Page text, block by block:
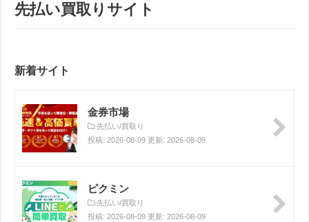
先払い買取りサイト
新着サイト
金券市場
先払い/買取り
投稿: 2026-08-09 更新: 2026-08-09
ピクミン
先払い/買取り
投稿: 2026-08-09 更新: 2026-08-09